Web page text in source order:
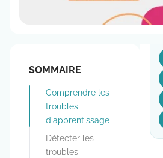
SOMMAIRE
Comprendre les
troubles
d'apprentissage
Détecter les
troubles